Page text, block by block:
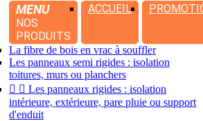
MENU
NOS
PRODUITS
ACCUEIL
La fibre de bois en vrac à souffler
Les panneaux semi rigides : isolation
toitures, murs ou planchers
  Les panneaux rigides : isolation
intérieure, extérieure, pare pluie ou support
d'enduit